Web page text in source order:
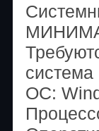
система
ОС: